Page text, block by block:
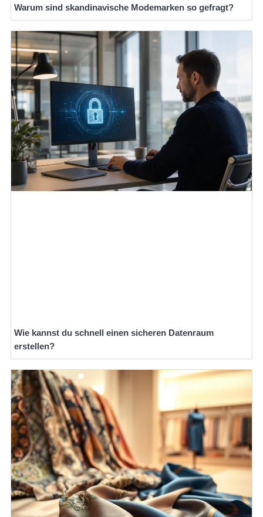
Warum sind skandinavische Modemarken so gefragt?
Wie kannst du schnell einen sicheren Datenraum
erstellen?